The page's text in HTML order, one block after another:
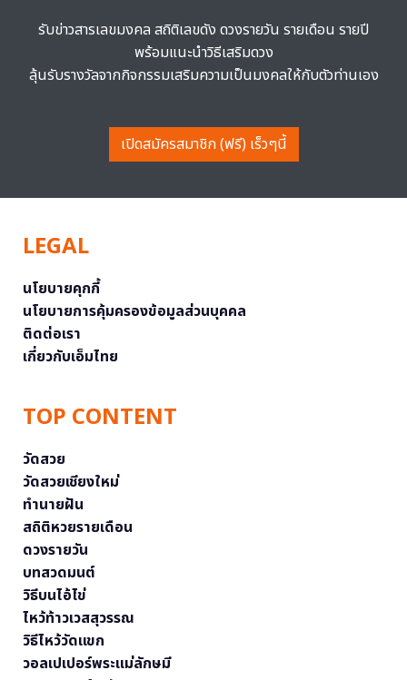
รับข่าวสารเลขมงคล สถิติเลขดัง ดวงรายวัน รายเดือน รายปี
พร้อมแนะนำวิธีเสริมดวง
ลุ้นรับรางวัลจากกิจกรรมเสริมความเป็นมงคลให้กับตัวท่านเอง
เปิดสมัครสมาชิก (ฟรี) เร็วๆนี้
LEGAL
นโยบายคุกกี้
นโยบายการคุ้มครองข้อมูลส่วนบุคคล
ติดต่อเรา
เกี่ยวกับเอ็มไทย
TOP CONTENT
วัดสวย
วัดสวยเชียงใหม่
ทำนายฝัน
สถิติหวยรายเดือน
ดวงรายวัน
บทสวดมนต์
วิธีบนไอ้ไข่
ไหว้ท้าวเวสสุวรรณ
วิธีไหว้วัดแขก
วอลเปเปอร์พระแม่ลักษมี